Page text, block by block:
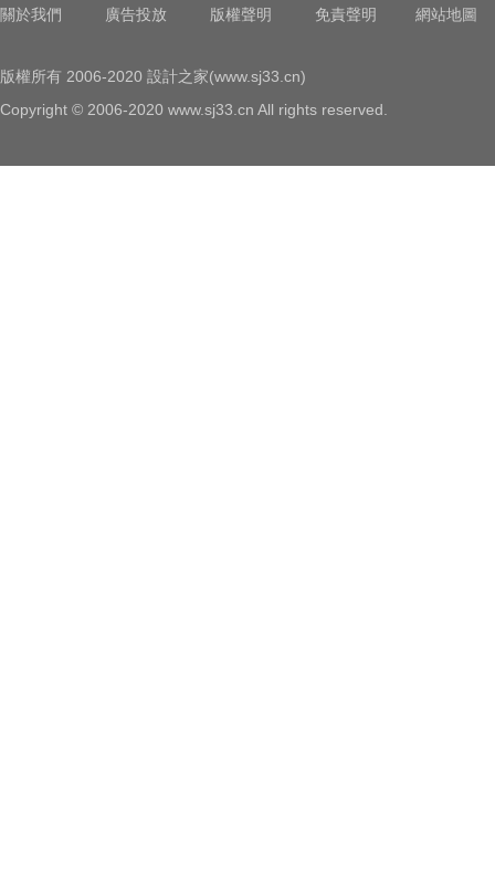
關於我們 廣告投放 版權聲明 免責聲明 網站地圖
版權所有 2006-2020 設計之家(www.sj33.cn)
Copyright © 2006-2020 www.sj33.cn All rights reserved.